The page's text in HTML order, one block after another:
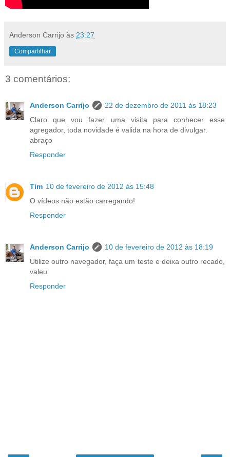
Anderson Carrijo às 23:27
Compartilhar
3 comentários:
Anderson Carrijo
22 de dezembro de 2011 às 18:23
Claro que vou fazer uma visita para conhecer esse
agregador, toda novidade é valida na hora de divulgar.
abraço
Responder
Tim 10 de fevereiro de 2012 às 15:48
O vídeos não estão carregando!
Responder
Anderson Carrijo
10 de fevereiro de 2012 às 18:19
Utilize outro navegador, faça um teste e deixa outro recado,
valeu
Responder